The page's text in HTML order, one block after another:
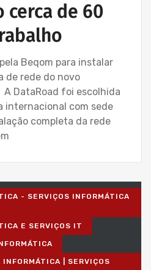
cerca de 60
Beqom para instalar
rede do novo
DataRoad foi escolhida
internacional com sede
completa da rede
- SERVIÇOS INFORMÁTICA
E SERVIÇOS IT
| SERVIÇOS